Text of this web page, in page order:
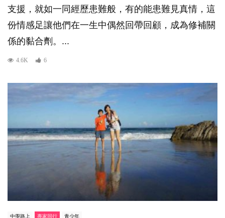
支援，就如一同經歷患難般，有的能患難見真情，這
份情感足讓他們在一生中偶然回帶回顧，成為修補關
係的黏合劑。...
4.6K 6
中學路上 專家同行 青少年